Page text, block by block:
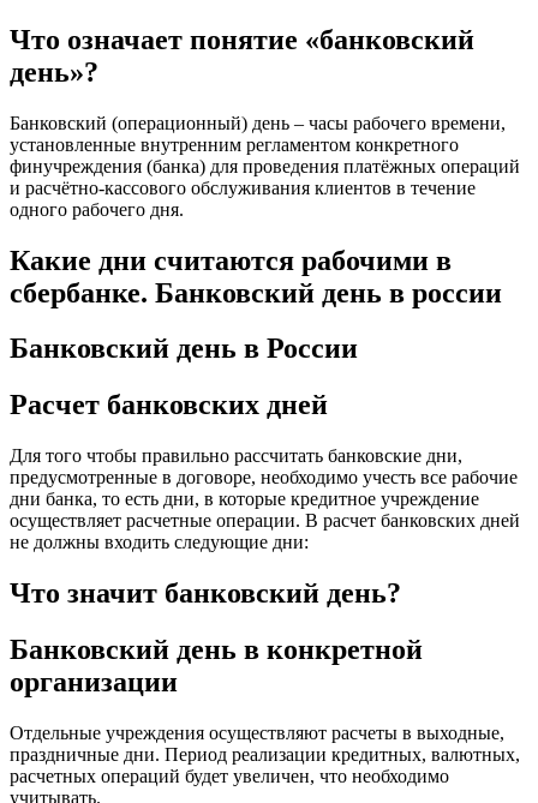
Что означает понятие «банковский
день»?
Банковский (операционный) день – часы рабочего времени,
установленные внутренним регламентом конкретного
финучреждения (банка) для проведения платёжных операций
и расчётно-кассового обслуживания клиентов в течение
одного рабочего дня.
Какие дни считаются рабочими в
сбербанке. Банковский день в россии
Банковский день в России
Расчет банковских дней
Для того чтобы правильно рассчитать банковские дни,
предусмотренные в договоре, необходимо учесть все рабочие
дни банка, то есть дни, в которые кредитное учреждение
осуществляет расчетные операции. В расчет банковских дней
не должны входить следующие дни:
Что значит банковский день?
Банковский день в конкретной
организации
Отдельные учреждения осуществляют расчеты в выходные,
праздничные дни. Период реализации кредитных, валютных,
расчетных операций будет увеличен, что необходимо
учитывать.